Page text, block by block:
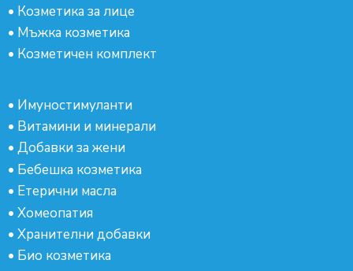
• Козметика за лице
• Мъжка козметика
• Козметичен комплект
• Имуностимуланти
• Витамини и минерали
• Добавки за жени
• Бебешка козметика
• Етерични масла
• Хомеопатия
• Хранителни добавки
• Био козметика